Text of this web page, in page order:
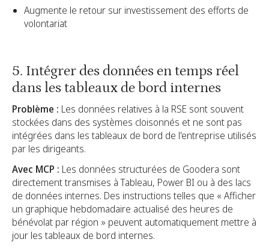
Augmente le retour sur investissement des efforts de
volontariat
5. Intégrer des données en temps réel
dans les tableaux de bord internes
Problème : Les données relatives à la RSE sont souvent
stockées dans des systèmes cloisonnés et ne sont pas
intégrées dans les tableaux de bord de l'entreprise utilisés
par les dirigeants.
Avec MCP : Les données structurées de Goodera sont
directement transmises à Tableau, Power BI ou à des lacs
de données internes. Des instructions telles que « Afficher
un graphique hebdomadaire actualisé des heures de
bénévolat par région » peuvent automatiquement mettre à
jour les tableaux de bord internes.